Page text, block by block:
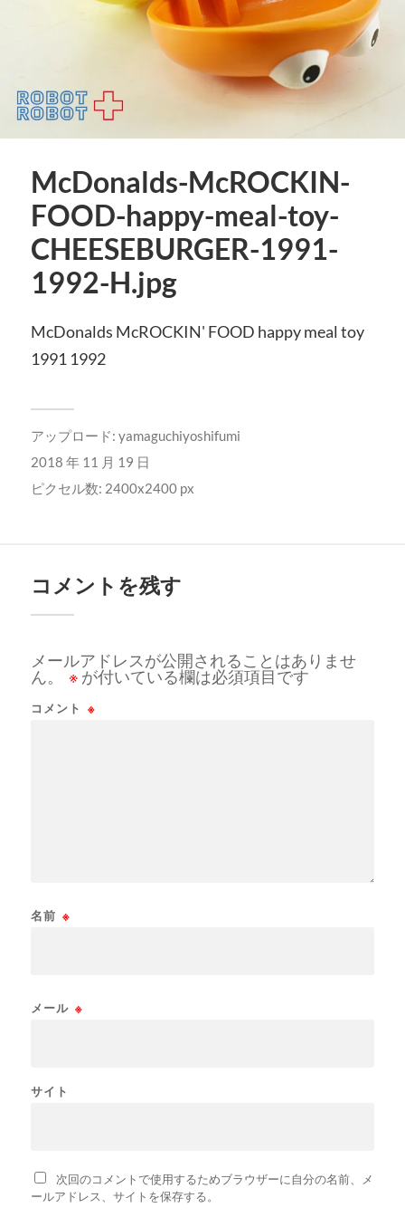
McDonalds-McROCKIN-
FOOD-happy-meal-toy-
CHEESEBURGER-1991-
1992-H.jpg
McDonalds McROCKIN' FOOD happy meal toy
1991 1992
アップロード: yamaguchiyoshifumi
2018 年 11 月 19 日
ピクセル数: 2400x2400 px
コメントを残す
メールアドレスが公開されることはありませ
ん。
※ が付いている欄は必須項目です
コメント ※
名前 ※
メール ※
サイト
次回のコメントで使用するためブラウザーに自分の名前、メ
ールアドレス、サイトを保存する。